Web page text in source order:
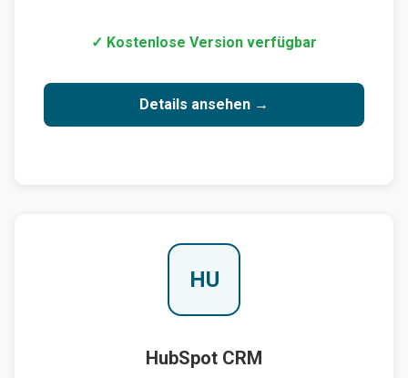
✓ Kostenlose Version verfügbar
Details ansehen →
HU
HubSpot CRM